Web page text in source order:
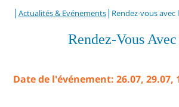
| Actualités & Evénements| Rendez-vous
Rendez-Vous
Date de l'événement: 26.07, 29.07,